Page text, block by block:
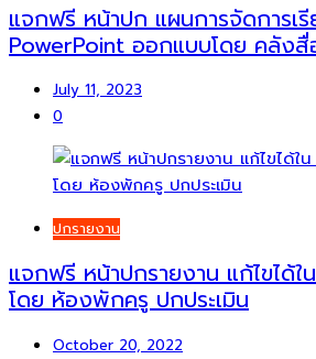
แจกฟรี หน้าปก แผนการจัดการเ
PowerPoint ออกแบบโดย คลังสื่
July 11, 2023
0
ปกรายงาน
แจกฟรี หน้าปกรายงาน แก้ไขได้
โดย ห้องพักครู ปกประเมิน
October 20, 2022